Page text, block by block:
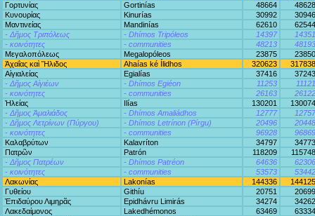
Γορτυνίας
Gortinías 48664
48628
Κυνουρίας
Kinurías 30992
30946
Μαντινείας
Mandinías 62610
62544
- Δῆμος Τριπόλεως
- Dhímos Tripóleos 14397
14351
- κοινότητες
- communities 48213
48193
Μεγαλοπόλεως
Megalopóleos 23875
23850
Ἀχαΐας καὶ Ἤλιδος
Ahaías ké Ílidhos 320623
317838
Αἰγιαλείας
Egialías 37416
37243
- Δῆμος Αἰγιέων
- Dhímos Egiéon 11253
11121
- κοινότητες
- communities 26163
26122
Ἠλείας
Ilías 130201
130074
- Δῆμος Ἀμαλιάδος
- Dhímos Amaliádhos 12777
12757
- Δῆμος Λετρίνων (Πύργου)
- Dhímos Letrínon (Pírgu) 20496
20448
- κοινότητες
- communities 96928
96869
Καλαβρύτων
Kalavríton 34797
34773
Πατρῶν
Patrón 118209
115748
- Δῆμος Πατρέων
- Dhímos Patréon 64636
62306
- κοινότητες
- communities 53573
53442
Λακωνίας
Lakonías 144336
144125
Γυθείου
Githíu 20751
20699
Ἐπιδαύρου Λιμηρᾶς
Epidhávru Limirás 34274
34262
Λακεδαίμονος
Lakedhémonos 63469
63334